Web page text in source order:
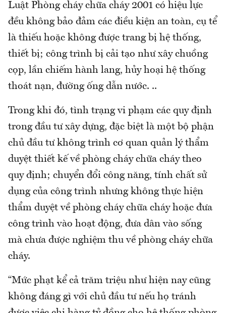
Luật Phòng cháy chữa cháy 2001 có hiệu lực
đều không bảo đảm các điều kiện an toàn, cụ tể
là thiếu hoặc không được trang bị hệ thống,
thiết bị; công trình bị cải tạo như xây chuồng
cọp, lần chiếm hành lang, hủy hoại hệ thống
thoát nạn, đường ống dẫn nước. ..
Trong khi đó, tình trạng vi phạm các quy định
trong đầu tư xây dựng, đặc biệt là một bộ phận
chủ đầu tư không trình cơ quan quản lý thẩm
duyệt thiết kế về phòng cháy chữa cháy theo
quy định; chuyển đổi công năng, tính chất sử
dụng của công trình nhưng không thực hiện
thẩm duyệt về phòng cháy chữa cháy hoặc đưa
công trình vào hoạt động, đưa dân vào sống
mà chưa được nghiệm thu về phòng cháy chữa
cháy.
“Mức phạt kể cả trăm triệu như hiện nay cũng
không đáng gì với chủ đầu tư nếu họ tránh